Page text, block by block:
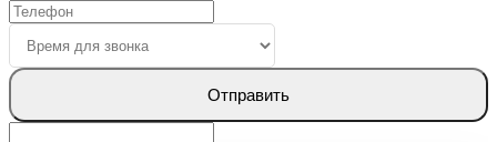
Отправить